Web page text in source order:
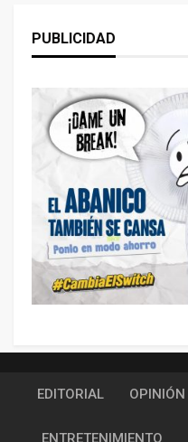
PUBLICIDAD
EDITORIAL OPINIÓN
ENTRETENIMIENTO